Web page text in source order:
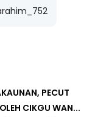
PECUT
CIKGU WAN...